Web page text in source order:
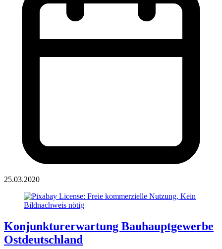
25.03.2020
Konjunkturerwartung Bauhauptgewerbe
Ostdeutschland